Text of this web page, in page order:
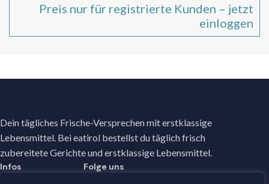
Preis nur für registrierte Kunden – jetzt
einloggen
Dein tägliches Frische-Versprechen mit erstklassige
Lebensmittel. Bei eatirol bestellst du täglich frisch
zubereitete Gerichte und erstklassige Lebensmittel.
Infos Folge uns